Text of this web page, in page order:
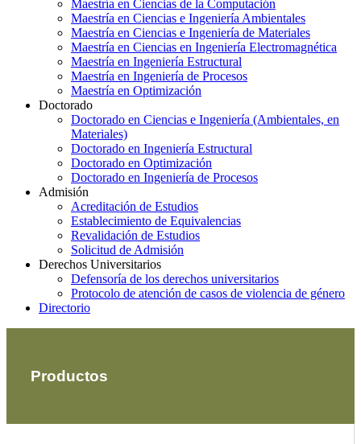
Maestría en Ciencias de la Computación
Maestría en Ciencias e Ingeniería Ambientales
Maestría en Ciencias e Ingeniería de Materiales
Maestría en Ciencias en Ingeniería Electromagnética
Maestría en Ingeniería Estructural
Maestría en Ingeniería de Procesos
Maestría en Optimización
Doctorado
Doctorado en Ciencias e Ingeniería (Ambientales, en
Materiales)
Doctorado en Ingeniería Estructural
Doctorado en Optimización
Doctorado en Ingeniería de Procesos
Admisión
Acreditación de Estudios
Establecimiento de Equivalencias
Revalidación de Estudios
Solicitud de Admisión
Derechos Universitarios
Defensoría de los derechos universitarios
Protocolo de atención de casos de violencia de género
Directorio
Productos